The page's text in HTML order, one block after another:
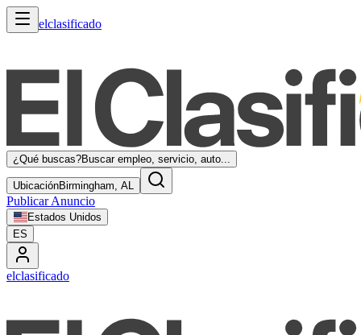
elclasificado
¿Qué buscas?Buscar empleo, servicio, auto...
UbicaciónBirmingham, AL
Publicar Anuncio
Estados Unidos
ES
elclasificado